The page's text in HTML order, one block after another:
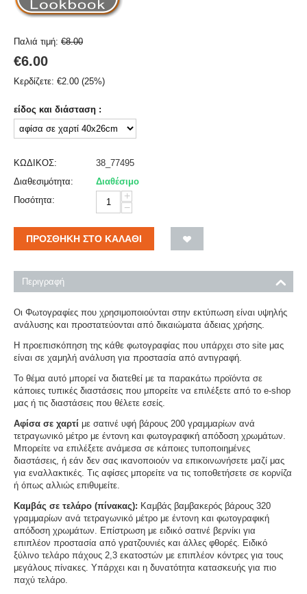
Παλιά τιμή: €8.00
€6.00
Κερδίζετε: €2.00 (25%)
είδος και διάσταση :
ΚΩΔΙΚΟΣ:
38_77495
Διαθεσιμότητα:
Διαθέσιμο
Ποσότητα:
+
−
ΠΡΟΣΘΉΚΗ ΣΤΟ ΚΑΛΆΘΙ
Περιγραφή
Οι Φωτογραφίες που χρησιμοποιούνται στην εκτύπωση είναι υψηλής
ανάλυσης και προστατεύονται από δικαιώματα άδειας χρήσης.
Η προεπισκόπηση της κάθε φωτογραφίας που υπάρχει στο site μας
είναι σε χαμηλή ανάλυση για προστασία από αντιγραφή.
Το θέμα αυτό μπορεί να διατεθεί με τα παρακάτω προϊόντα σε
κάποιες τυπικές διαστάσεις που μπορείτε να επιλέξετε από το e-shop
μας ή τις διαστάσεις που θέλετε εσείς.
Αφίσα σε χαρτί με σατινέ υφή βάρους 200 γραμμαρίων ανά
τετραγωνικό μέτρο με έντονη και φωτογραφική απόδοση χρωμάτων.
Μπορείτε να επιλέξετε ανάμεσα σε κάποιες τυποποιημένες
διαστάσεις, ή εάν δεν σας ικανοποιούν να επικοινωνήσετε μαζί μας
για εναλλακτικές. Τις αφίσες μπορείτε να τις τοποθετήσετε σε κορνίζα
ή όπως αλλιώς επιθυμείτε.
Καμβάς σε τελάρο (πίνακας): Καμβάς βαμβακερός βάρους 320
γραμμαρίων ανά τετραγωνικό μέτρο με έντονη και φωτογραφική
απόδοση χρωμάτων. Επίστρωση με ειδικό σατινέ βερνίκι για
επιπλέον προστασία από γρατζουνιές και άλλες φθορές. Ειδικό
ξύλινο τελάρο πάχους 2,3 εκατοστών με επιπλέον κόντρες για τους
μεγάλους πίνακες. Υπάρχει και η δυνατότητα κατασκευής για πιο
παχύ τελάρο.